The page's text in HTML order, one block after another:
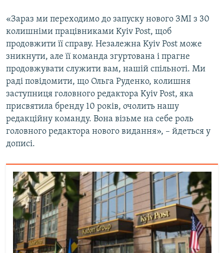
Усі сайти RFE/RL
«Зараз ми переходимо до запуску нового ЗМІ з 30
колишніми працівниками Kyiv Post, щоб
продовжити її справу. Незалежна Kyiv Post може
зникнути, але її команда згуртована і прагне
продовжувати служити вам, нашій спільноті. Ми
раді повідомити, що Ольга Руденко, колишня
заступниця головного редактора Kyiv Post, яка
присвятила бренду 10 років, очолить нашу
редакційну команду. Вона візьме на себе роль
головного редактора нового видання», – йдеться у
дописі.